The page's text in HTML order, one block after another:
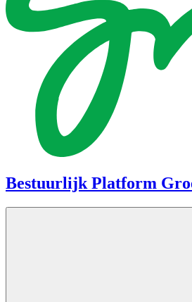
Bestuurlijk Platform